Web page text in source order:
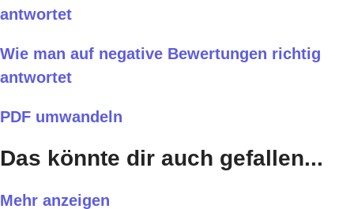
antwortet
Wie man auf negative Bewertungen richtig
antwortet
PDF umwandeln
Das könnte dir auch gefallen...
Mehr anzeigen